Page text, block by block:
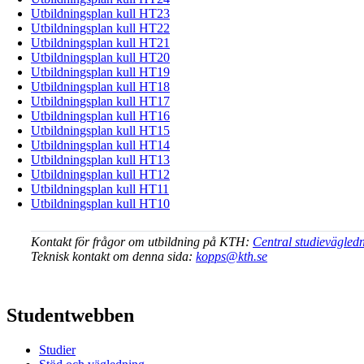
Utbildningsplan kull HT23
Utbildningsplan kull HT22
Utbildningsplan kull HT21
Utbildningsplan kull HT20
Utbildningsplan kull HT19
Utbildningsplan kull HT18
Utbildningsplan kull HT17
Utbildningsplan kull HT16
Utbildningsplan kull HT15
Utbildningsplan kull HT14
Utbildningsplan kull HT13
Utbildningsplan kull HT12
Utbildningsplan kull HT11
Utbildningsplan kull HT10
Kontakt för frågor om utbildning på KTH: Central
Teknisk kontakt om denna sida: kopps@kth.se
Studentwebben
Studier